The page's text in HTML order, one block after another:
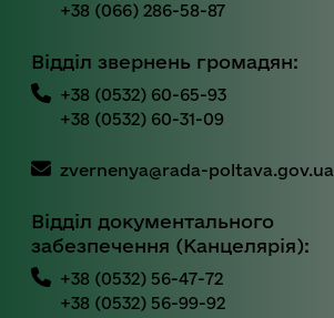
+38 (066) 286-58-87
Відділ звернень громадян:
+38 (0532) 60-65-93
+38 (0532) 60-31-09
zvernenya@rada-poltava.gov.ua
Відділ документального
забезпечення (Канцелярія):
+38 (0532) 56-47-72
+38 (0532) 56-99-92